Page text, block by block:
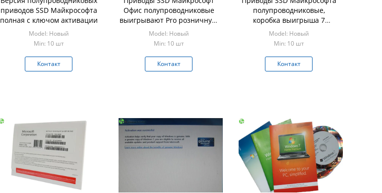
приводов SSD Майкрософта
полная с ключом активации
Model: Новый
Min: 10 шт
Контакт
Офис полупроводниковые
выигрывают Pro розничную
версию 7 на компьютере
Model: Новый
Min: 10 шт
Контакт
полупроводниковые,
коробка выигрыша 7
окончательная
профессиональная
Model: Новый
Min: 10 шт
Контакт